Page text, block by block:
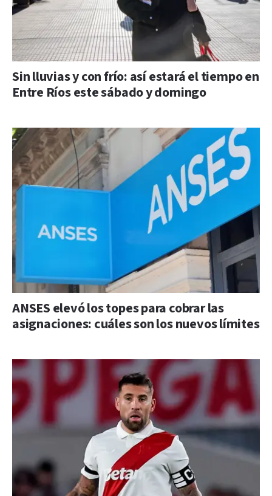
Sin lluvias y con frío: así estará el tiempo en
Entre Ríos este sábado y domingo
ANSES elevó los topes para cobrar las
asignaciones: cuáles son los nuevos límites